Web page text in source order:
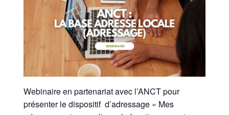
Webinaire en partenariat avec l’ANCT pour
présenter le dispositif d’adressage « Mes